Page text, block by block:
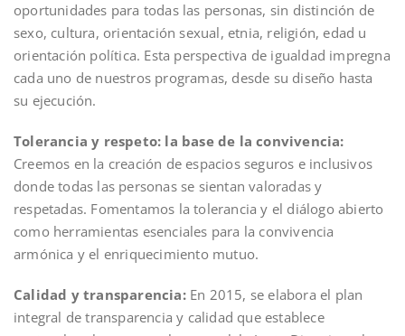
oportunidades para todas las personas, sin distinción de
sexo, cultura, orientación sexual, etnia, religión, edad u
orientación política. Esta perspectiva de igualdad impregna
cada uno de nuestros programas, desde su diseño hasta
su ejecución.
Tolerancia y respeto: la base de la convivencia:
Creemos en la creación de espacios seguros e inclusivos
donde todas las personas se sientan valoradas y
respetadas. Fomentamos la tolerancia y el diálogo abierto
como herramientas esenciales para la convivencia
armónica y el enriquecimiento mutuo.
Calidad y transparencia: En 2015, se elabora el plan
integral de transparencia y calidad que establece